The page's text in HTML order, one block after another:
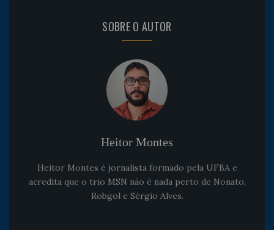
SOBRE O AUTOR
Heitor Montes
Heitor Montes é jornalista formado pela UFBA e
acredita que o trio MSN não é nada perto de Nonato,
Robgol e Sérgio Alves.